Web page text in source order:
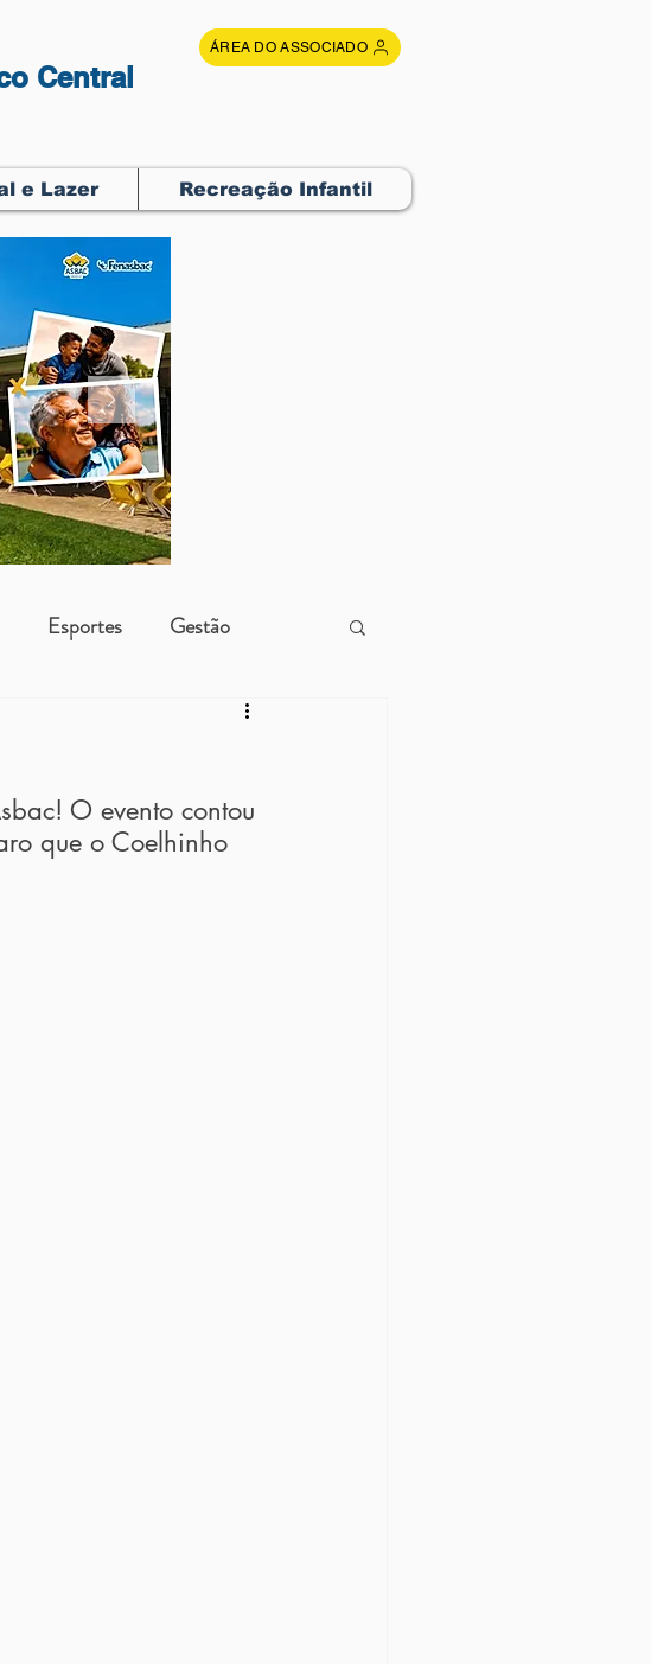
Central
ÁREA DO ASSOCIADO
e Lazer Recreação Infantil
Esportes Gestão
O evento contou
que o Coelhinho